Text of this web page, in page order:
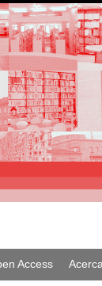
Access